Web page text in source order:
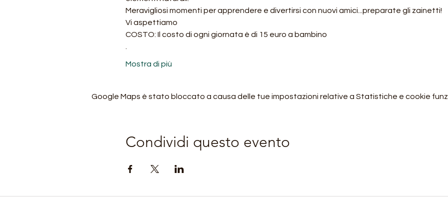
Meravigliosi momenti per apprendere e divertirsi con nuovi amici...preparate gli zainetti!
Vi aspettiamo
COSTO: Il costo di ogni giornata è di 15 euro a bambino
Mostra di più
Google Maps è stato bloccato a causa delle tue impostazioni relative a Statistiche e cookie
Condividi questo evento